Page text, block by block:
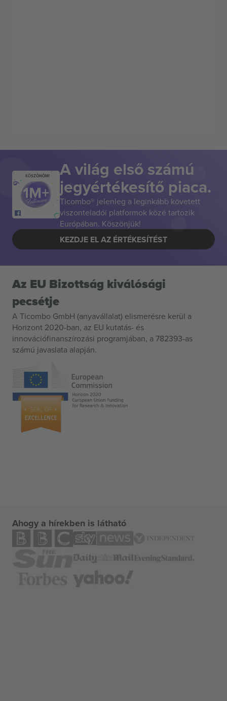
KÖSZÖNÖM! A világ első számú
jegyértékesítő piaca.
Ticombo® jelenleg a leginkább követett
viszonteladói platformok közé tartozik
Európában. Köszönjük!
KEZDJE EL AZ ÉRTÉKESÍTÉST
Az EU Bizottság kiválósági
pecsétje
A Ticombo GmbH (anyavállalat) elismerésre kerül a
Horizont 2020-ban, az EU kutatás- és
innovációfinanszírozási programjában, a 782393-as
számú javaslata alapján.
Ahogy a hírekben is látható